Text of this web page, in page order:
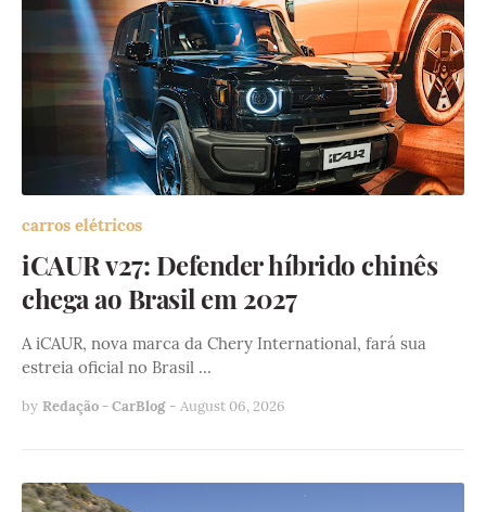
carros elétricos
iCAUR v27: Defender híbrido chinês
chega ao Brasil em 2027
A iCAUR, nova marca da Chery International, fará sua
estreia oficial no Brasil …
by Redação - CarBlog - August 06, 2026